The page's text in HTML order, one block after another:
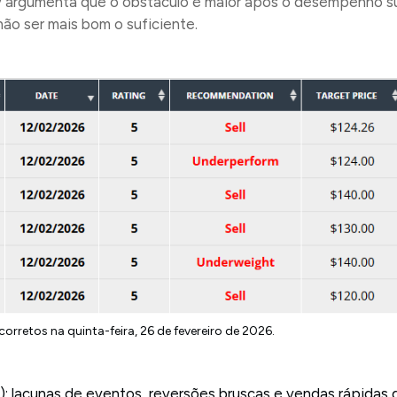
ser mais bom o suficiente.
na quinta-feira, 26 de fevereiro de 2026.
lacunas de eventos, reversões bruscas e vendas rápidas